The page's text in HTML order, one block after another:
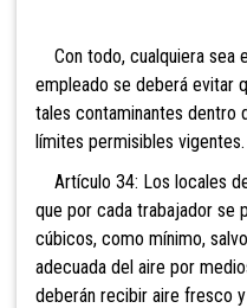
Con todo, cualquiera sea
empleado se deberá evitar
tales contaminantes dentro
límites permisibles vigentes.
Artículo 34: Los locales
que por cada trabajador se
cúbicos, como mínimo,
adecuada del aire por
deberán recibir aire fresco